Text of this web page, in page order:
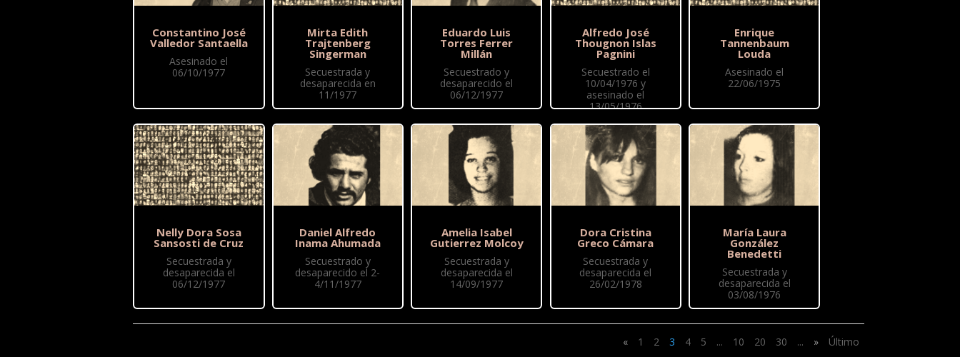
Constantino José
Valledor Santaella
Asesinado el
06/10/1977
Nelly Dora Sosa
Sansosti de Cruz
Secuestrada y
desaparecida el
06/12/1977
Mirta Edith
Trajtenberg
Singerman
Secuestrada y
desaparecida en
11/1977
Daniel Alfredo
Inama Ahumada
Secuestrado y
desaparecido el 2-
4/11/1977
Eduardo Luis
Torres Ferrer
Millán
Secuestrado y
desaparecido el
06/12/1977
Amelia Isabel
Gutierrez Molcoy
Secuestrada y
desaparecida el
14/09/1977
Alfredo José
Thougnon Islas
Pagnini
Secuestrado el
10/04/1976 y
asesinado el
13/05/1976
Dora Cristina
Greco Cámara
Secuestrada y
desaparecida el
26/02/1978
Enrique
Tannenbaum
Louda
Asesinado el
22/06/1975
María Laura
González
Benedetti
Secuestrada y
desaparecida el
03/08/1976
« 1 2 3 4 5 ... 10 20 30 ... » Último